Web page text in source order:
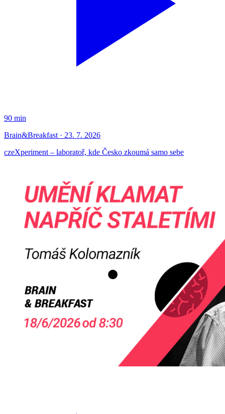
90 min
Brain&Breakfast · 23. 7. 2026
czeXperiment – laboratoř, kde Česko zkoumá samo sebe